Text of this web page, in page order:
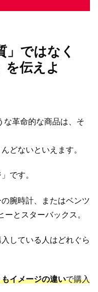
」ではなく
を伝えよ
な革命的な商品は、そ
どないといえます。
です。
腕時計、またはベンツ
とスターバックス。
している人はどれぐら
イメージの違いで購入